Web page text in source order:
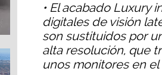
• El acabado Luxury
digitales de visión
son sustituidos por
alta resolución, que
unos monitores en